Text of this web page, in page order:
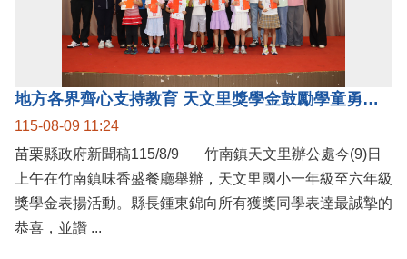
地方各界齊心支持教育 天文里獎學金鼓勵學童勇敢追夢
115-08-09 11:24
苗栗縣政府新聞稿115/8/9 竹南鎮天文里辦公處今(9)日
上午在竹南鎮味香盛餐廳舉辦，天文里國小一年級至六年級
獎學金表揚活動。縣長鍾東錦向所有獲獎同學表達最誠摯的
恭喜，並讚 ...